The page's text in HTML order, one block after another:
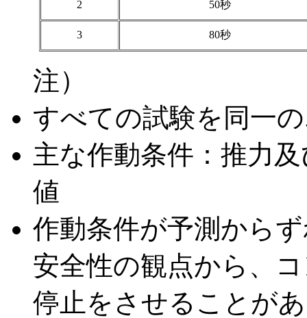
2 50秒
3 80秒
注）
すべての試験を同一
主な作動条件：推力
値
作動条件が予測から
安全性の観点から、
停止をさせることが